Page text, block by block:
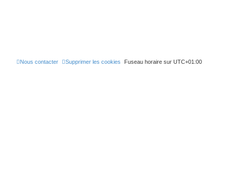
Fuseau horaire sur UTC+01:00
Supprimer les cookies
Nous contacter